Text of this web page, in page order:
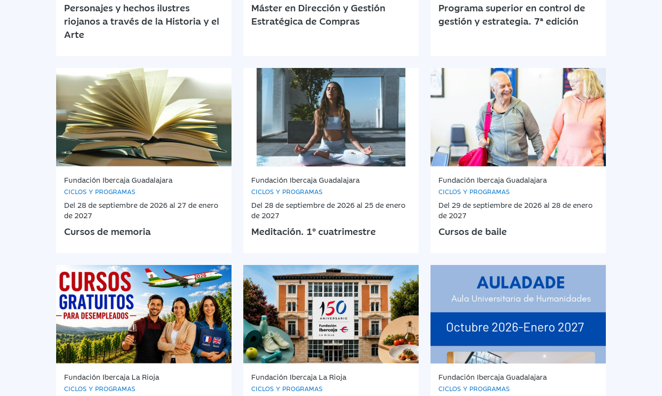
Personajes y hechos ilustres
riojanos a través de la Historia y el
Arte
Máster en Dirección y Gestión
Estratégica de Compras
Programa superior en control de
gestión y estrategia. 7ª edición
Fundación Ibercaja Guadalajara
CICLOS Y PROGRAMAS
Del 28 de septiembre de 2026 al 27 de enero
de 2027
Cursos de memoria
Fundación Ibercaja Guadalajara
CICLOS Y PROGRAMAS
Del 28 de septiembre de 2026 al 25 de enero
de 2027
Meditación. 1º cuatrimestre
Fundación Ibercaja Guadalajara
CICLOS Y PROGRAMAS
Del 29 de septiembre de 2026 al 28 de enero
de 2027
Cursos de baile
Fundación Ibercaja La Rioja
CICLOS Y PROGRAMAS
Fundación Ibercaja La Rioja
CICLOS Y PROGRAMAS
Fundación Ibercaja Guadalajara
CICLOS Y PROGRAMAS